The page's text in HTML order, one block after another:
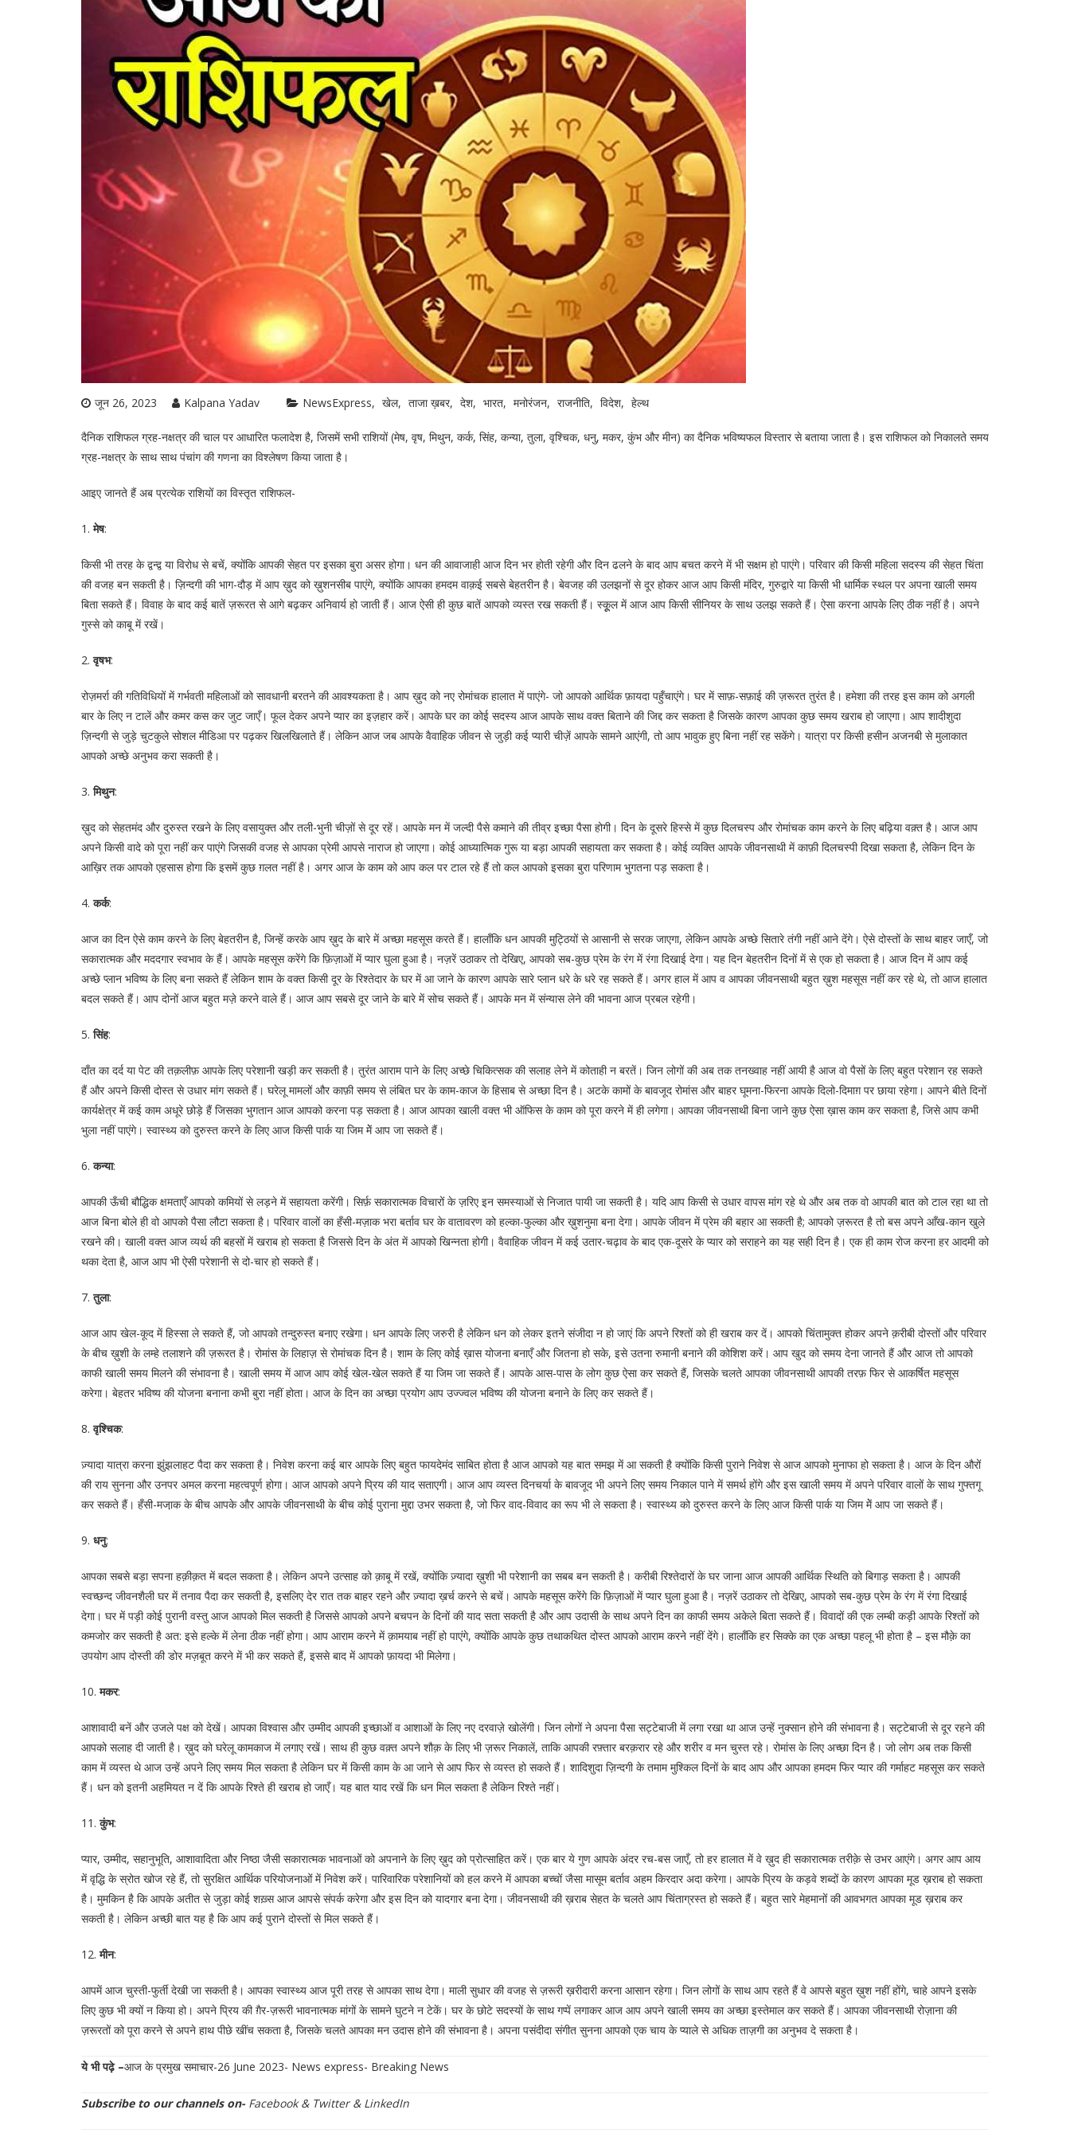
जून 26, 2023 Kalpana Yadav NewsExpress खेल ताजा ख़बर देश भारत मनोरंजन राजनीति विदेश हेल्थ
दैनिक राशिफल ग्रह-नक्षत्र की चाल पर आधारित फलादेश है, जिसमें सभी राशियों (मेष, वृष, मिथुन, कर्क, सिंह, कन्या, तुला, वृश्चिक, धनु, मकर, कुंभ और मीन) का दैनिक भविष्यफल विस्तार से बताया जाता है। इस राशिफल को निकालते समय
ग्रह-नक्षत्र के साथ साथ पंचांग की गणना का विश्लेषण किया जाता है।
आइए जानते हैं अब प्रत्येक राशियों का विस्तृत राशिफल-
1.मेष:
किसी भी तरह के द्वन्द्व या विरोध से बचें, क्योंकि आपकी सेहत पर इसका बुरा असर होगा। धन की आवाजाही आज दिन भर होती रहेगी और दिन ढलने के बाद आप बचत करने में भी सक्षम हो पाएंगे। परिवार की किसी महिला सदस्य की सेहत चिंता
की वजह बन सकती है। ज़िन्दगी की भाग-दौड़ में आप ख़ुद को ख़ुशनसीब पाएंगे, क्योंकि आपका हमदम वाक़ई सबसे बेहतरीन है। बेवजह की उलझनों से दूर होकर आज आप किसी मंदिर, गुरुद्वारे या किसी भी धार्मिक स्थल पर अपना खाली समय
बिता सकते हैं। विवाह के बाद कई बातें ज़रूरत से आगे बढ़कर अनिवार्य हो जाती हैं। आज ऐसी ही कुछ बातें आपको व्यस्त रख सकती हैं। स्कूूल में आज आप किसी सीनियर के साथ उलझ सकते हैं। ऐसा करना आपके लिए ठीक नहीं है। अपने
गुस्से को काबू में रखें।
2.वृषभ:
रोज़मर्रा की गतिविधियों में गर्भवती महिलाओं को सावधानी बरतने की आवश्यकता है। आप ख़ुद को नए रोमांचक हालात में पाएंगे- जो आपको आर्थिक फ़ायदा पहुँचाएंगे। घर में साफ़-सफ़ाई की ज़रूरत तुरंत है। हमेशा की तरह इस काम को अगली
बार के लिए न टालें और कमर कस कर जुट जाएँ। फूल देकर अपने प्यार का इज़हार करें। आपके घर का कोई सदस्य आज आपके साथ वक्त बिताने की जिद्द कर सकता है जिसके कारण आपका कुछ समय खराब हो जाएगा। आप शादीशुदा
ज़िन्दगी से जुड़े चुटकुले सोशल मीडिआ पर पढ़कर खिलखिलाते हैं। लेकिन आज जब आपके वैवाहिक जीवन से जुड़ी कई प्यारी चीज़ें आपके सामने आएंगी, तो आप भावुक हुए बिना नहीं रह सकेंगे। यात्रा पर किसी हसीन अजनबी से मुलाकात
आपको अच्छे अनुभव करा सकती है।
3.मिथुन:
ख़ुद को सेहतमंद और दुरुस्त रखने के लिए वसायुक्त और तली-भुनी चीज़ों से दूर रहें। आपके मन में जल्दी पैसे कमाने की तीव्र इच्छा पैसा होगी। दिन के दूसरे हिस्से में कुछ दिलचस्प और रोमांचक काम करने के लिए बढ़िया वक़्त है। आज आप
अपने किसी वादे को पूरा नहीं कर पाएंगे जिसकी वजह से आपका प्रेमी आपसे नाराज हो जाएगा। कोई आध्यात्मिक गुरू या बड़ा आपकी सहायता कर सकता है। कोई व्यक्ति आपके जीवनसाथी में काफ़ी दिलचस्पी दिखा सकता है, लेकिन दिन के
आख़िर तक आपको एहसास होगा कि इसमें कुछ ग़लत नहीं है। अगर आज के काम को आप कल पर टाल रहे हैं तो कल आपको इसका बुरा परिणाम भुगतना पड़ सकता है।
4.कर्क:
आज का दिन ऐसे काम करने के लिए बेहतरीन है, जिन्हें करके आप ख़ुद के बारे में अच्छा महसूस करते हैं। हालाँकि धन आपकी मुट्ठियों से आसानी से सरक जाएगा, लेकिन आपके अच्छे सितारे तंगी नहीं आने देंगे। ऐसे दोस्तों के साथ बाहर जाएँ, जो
सकारात्मक और मददगार स्वभाव के हैं। आपके महसूस करेंगे कि फ़िज़ाओं में प्यार घुला हुआ है। नज़रें उठाकर तो देखिए, आपको सब-कुछ प्रेम के रंग में रंगा दिखाई देगा। यह दिन बेहतरीन दिनों में से एक हो सकता है। आज दिन में आप कई
अच्छे प्लान भविष्य के लिए बना सकते हैं लेकिन शाम के वक्त किसी दूर के रिश्तेदार के घर में आ जाने के कारण आपके सारे प्लान धरे के धरे रह सकते हैं। अगर हाल में आप व आपका जीवनसाथी बहुत ख़ुश महसूस नहीं कर रहे थे, तो आज हालात
बदल सकते हैं। आप दोनों आज बहुत मज़े करने वाले हैं। आज आप सबसे दूर जाने के बारे में सोच सकते हैं। आपके मन में संन्यास लेने की भावना आज प्रबल रहेगी।
5.सिंह:
दाँत का दर्द या पेट की तक़लीफ़ आपके लिए परेशानी खड़ी कर सकती है। तुरंत आराम पाने के लिए अच्छे चिकित्सक की सलाह लेने में कोताही न बरतें। जिन लोगों की अब तक तनख्वाह नहीं आयी है आज वो पैसों के लिए बहुत परेशान रह सकते
हैं और अपने किसी दोस्त से उधार मांग सकते हैं। घरेलू मामलों और काफ़ी समय से लंबित घर के काम-काज के हिसाब से अच्छा दिन है। अटके कामों के बावजूद रोमांस और बाहर घूमना-फिरना आपके दिलो-दिमाग़ पर छाया रहेगा। आपने बीते दिनों
कार्यक्षेत्र में कई काम अधूरे छोड़े हैं जिसका भुगतान आज आपको करना पड़ सकता है। आज आपका खाली वक्त भी ऑफिस के काम को पूरा करने में ही लगेगा। आपका जीवनसाथी बिना जाने कुछ ऐसा ख़ास काम कर सकता है, जिसे आप कभी
भुला नहीं पाएंगे। स्वास्थ्य को दुरुस्त करने के लिए आज किसी पार्क या जिम मेें आप जा सकते हैं।
6.कन्या:
आपकी ऊँची बौद्धिक क्षमताएँ आपको कमियों से लड़ने में सहायता करेंगी। सिर्फ़ सकारात्मक विचारों के ज़रिए इन समस्याओं से निजात पायी जा सकती है। यदि आप किसी से उधार वापस मांग रहे थे और अब तक वो आपकी बात को टाल रहा था तो
आज बिना बोले ही वो आपको पैसा लौटा सकता है। परिवार वालों का हँसी-मज़ाक भरा बर्ताव घर के वातावरण को हल्का-फुल्का और ख़ुशनुमा बना देगा। आपके जीवन में प्रेम की बहार आ सकती है; आपको ज़रूरत है तो बस अपने आँख-कान खुले
रखने की। खाली वक्त आज व्यर्थ की बहसों में खराब हो सकता है जिससे दिन के अंत में आपको खिन्नता होगी। वैवाहिक जीवन में कई उतार-चढ़ाव के बाद एक-दूसरे के प्यार को सराहने का यह सही दिन है। एक ही काम रोज करना हर आदमी को
थका देता है, आज आप भी ऐसी परेशानी से दो-चार हो सकते हैं।
7.तुला:
आज आप खेल-कूद में हिस्सा ले सकते हैं, जो आपको तन्दुरुस्त बनाए रखेगा। धन आपके लिए जरुरी है लेकिन धन को लेकर इतने संजीदा न हो जाएं कि अपने रिश्तों को ही खराब कर दें। आपको चिंतामुक्त होकर अपने क़रीबी दोस्तों और परिवार
के बीच ख़ुशी के लम्हे तलाशने की ज़रूरत है। रोमांस के लिहाज़ से रोमांचक दिन है। शाम के लिए कोई ख़ास योजना बनाएँ और जितना हो सके, इसे उतना रुमानी बनाने की कोशिश करें। आप खुद को समय देना जानते हैं और आज तो आपको
काफी खाली समय मिलने की संभावना है। खाली समय में आज आप कोई खेल-खेल सकते हैं या जिम जा सकते हैं। आपके आस-पास के लोग कुछ ऐसा कर सकते हैं, जिसके चलते आपका जीवनसाथी आपकी तरफ़ फिर से आकर्षित महसूस
करेगा। बेहतर भविष्य की योजना बनाना कभी बुरा नहीं होता। आज के दिन का अच्छा प्रयोग आप उज्ज्वल भविष्य की योजना बनाने के लिए कर सकते हैं।
8.वृश्चिक:
ज़्यादा यात्रा करना झुंझलाहट पैदा कर सकता है। निवेश करना कई बार आपके लिए बहुत फायदेमंद साबित होता है आज आपको यह बात समझ में आ सकती है क्योंकि किसी पुराने निवेश से आज आपको मुनाफा हो सकता है। आज के दिन औरों
की राय सुनना और उनपर अमल करना महत्वपूर्ण होगा। आज आपको अपने प्रिय की याद सताएगी। आज आप व्यस्त दिनचर्या के बावजूद भी अपने लिए समय निकाल पाने में समर्थ होंगे और इस खाली समय में अपने परिवार वालों के साथ गुफ्तगू
कर सकते हैं। हँसी-मजा़क के बीच आपके और आपके जीवनसाथी के बीच कोई पुराना मुद्दा उभर सकता है, जो फिर वाद-विवाद का रूप भी ले सकता है। स्वास्थ्य को दुरुस्त करने के लिए आज किसी पार्क या जिम मेें आप जा सकते हैं।
9. धनु:
आपका सबसे बड़ा सपना हक़ीक़त में बदल सकता है। लेकिन अपने उत्साह को क़ाबू में रखें, क्योंकि ज़्यादा ख़ुशी भी परेशानी का सबब बन सकती है। करीबी रिश्तेदारों के घर जाना आज आपकी आर्थिक स्थिति को बिगाड़ सकता है। आपकी
स्वच्छन्द जीवनशैली घर में तनाव पैदा कर सकती है, इसलिए देर रात तक बाहर रहने और ज़्यादा ख़र्च करने से बचें। आपके महसूस करेंगे कि फ़िज़ाओं में प्यार घुला हुआ है। नज़रें उठाकर तो देखिए, आपको सब-कुछ प्रेम के रंग में रंगा दिखाई
देगा। घर में पड़ी कोई पुरानी वस्तु आज आपको मिल सकती है जिससे आपको अपने बचपन के दिनों की याद सता सकती है और आप उदासी के साथ अपने दिन का काफी समय अकेले बिता सकते हैं। विवादों की एक लम्बी कड़ी आपके रिश्तों को
कमजोर कर सकती है अत: इसे हल्के में लेना ठीक नहीं होगा। आप आराम करने में क़ामयाब नहीं हो पाएंगे, क्योंकि आपके कुछ तथाकथित दोस्त आपको आराम करने नहीं देंगे। हालाँकि हर सिक्के का एक अच्छा पहलू भी होता है – इस मौक़े का
उपयोग आप दोस्ती की डोर मज़बूत करने में भी कर सकते हैं, इससे बाद में आपको फ़ायदा भी मिलेगा।
10.मकर:
आशावादी बनें और उजले पक्ष को देखें। आपका विश्वास और उम्मीद आपकी इच्छाओं व आशाओं के लिए नए दरवाज़े खोलेंगी। जिन लोगों ने अपना पैसा सट्टेबाजी में लगा रखा था आज उन्हें नुक्सान होने की संभावना है। सट्टेबाजी से दूर रहने की
आपको सलाह दी जाती है। ख़ुद को घरेलू कामकाज में लगाए रखें। साथ ही कुछ वक़्त अपने शौक़ के लिए भी ज़रूर निकालें, ताकि आपकी रफ़्तार बरक़रार रहे और शरीर व मन चुस्त रहे। रोमांस के लिए अच्छा दिन है। जो लोग अब तक किसी
काम में व्यस्त थे आज उन्हें अपने लिए समय मिल सकता है लेकिन घर में किसी काम के आ जाने से आप फिर से व्यस्त हो सकते हैं। शादिशुदा ज़िन्दगी के तमाम मुश्किल दिनों के बाद आप और आपका हमदम फिर प्यार की गर्माहट महसूस कर सकते
हैं। धन को इतनी अहमियत न दें कि आपके रिश्ते ही खराब हो जाएँ। यह बात याद रखें कि धन मिल सकता है लेकिन रिश्ते नहीं।
11.कुंभ:
प्यार, उम्मीद, सहानुभूति, आशावादिता और निष्ठा जैसी सकारात्मक भावनाओं को अपनाने के लिए ख़ुद को प्रोत्साहित करें। एक बार ये गुण आपके अंदर रच-बस जाएँ, तो हर हालात में वे ख़ुद ही सकारात्मक तरीक़े से उभर आएंगे। अगर आप आय
में वृद्धि के स्रोत खोज रहे हैं, तो सुरक्षित आर्थिक परियोजनाओं में निवेश करें। पारिवारिक परेशानियों को हल करने में आपका बच्चों जैसा मासूम बर्ताव अहम किरदार अदा करेगा। आपके प्रिय के कड़वे शब्दों के कारण आपका मूड ख़राब हो सकता
है। मुमकिन है कि आपके अतीत से जुड़ा कोई शख़्स आज आपसे संपर्क करेगा और इस दिन को यादगार बना देगा। जीवनसाथी की ख़राब सेहत के चलते आप चिंताग्रस्त हो सकते हैं। बहुत सारे मेहमानों की आवभगत आपका मूड ख़राब कर
सकती है। लेकिन अच्छी बात यह है कि आप कई पुराने दोस्तों से मिल सकते हैं।
12.मीन:
आपमें आज चुस्ती-फुर्ती देखी जा सकती है। आपका स्वास्थ्य आज पूरी तरह से आपका साथ देगा। माली सुधार की वजह से ज़रूरी ख़रीदारी करना आसान रहेगा। जिन लोगों के साथ आप रहते हैं वे आपसे बहुत ख़ुश नहीं होंगे, चाहे आपने इसके
लिए कुछ भी क्यों न किया हो। अपने प्रिय की ग़ैर-ज़रूरी भावनात्मक मांगों के सामने घुटने न टेकें। घर के छोटे सदस्यों के साथ गप्पें लगाकर आज आप अपने खाली समय का अच्छा इस्तेमाल कर सकते हैं। आपका जीवनसाथी रोज़ाना की
ज़रूरतों को पूरा करने से अपने हाथ पीछे खींच सकता है, जिसके चलते आपका मन उदास होने की संभावना है। अपना पसंदीदा संगीत सुनना आपको एक चाय के प्याले से अधिक ताज़गी का अनुभव दे सकता है।
ये भी पढ़े –आज के प्रमुख समाचार-26 June 2023- News express- Breaking News
Subscribe to our channels on- Facebook& Twitter& LinkedIn